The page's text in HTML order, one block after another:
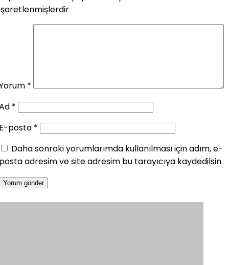
*
*
posta *
Daha sonraki yorumlarımda kullanılması için adım, e-
adresim ve site adresim bu tarayıcıya kaydedilsin.